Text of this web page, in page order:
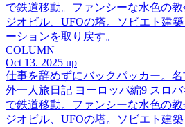
で鉄道移動。ファンシーな水色の
ジオビル、UFOの塔。ソビエト建
ーションを取り戻す。
COLUMN
Oct 13. 2025 up
仕事を辞めずにバックパッカー。
外一人旅日記 ヨーロッパ編9 スロ
で鉄道移動。ファンシーな水色の
ジオビル、UFOの塔。ソビエト建